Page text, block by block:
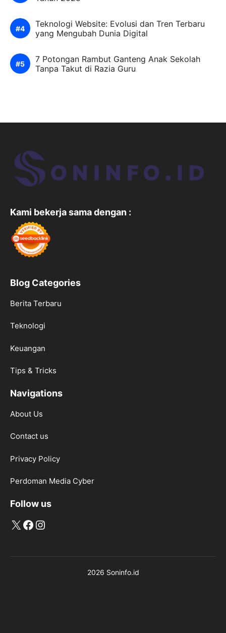
Teknologi Website: Evolusi dan Tren Terbaru
yang Mengubah Dunia Digital
7 Potongan Rambut Ganteng Anak Sekolah
Tanpa Takut di Razia Guru
Kami bekerja sama dengan :
Blog Categories
Berita Terbaru
Teknologi
Keuangan
Tips & Tricks
Navigations
About Us
Contact us
Privacy Policy
Perdoman Media Cyber
Follow us
X Facebook
Instagram
2026 Soninfo.id